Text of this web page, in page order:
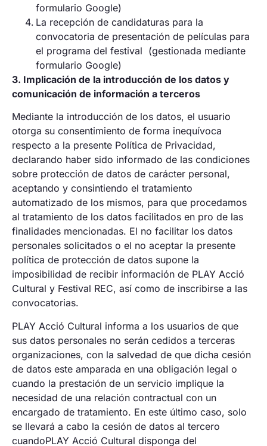
formulario Google)
La recepción de candidaturas para la
convocatoria de presentación de películas para
el programa del festival (gestionada mediante
formulario Google)
3. Implicación de la introducción de los datos y
comunicación de información a terceros
Mediante la introducción de los datos, el usuario
otorga su consentimiento de forma inequívoca
respecto a la presente Política de Privacidad,
declarando haber sido informado de las condiciones
sobre protección de datos de carácter personal,
aceptando y consintiendo el tratamiento
automatizado de los mismos, para que procedamos
al tratamiento de los datos facilitados en pro de las
finalidades mencionadas. El no facilitar los datos
personales solicitados o el no aceptar la presente
política de protección de datos supone la
imposibilidad de recibir información de PLAY Acció
Cultural y Festival REC, así como de inscribirse a las
convocatorias.
PLAY Acció Cultural informa a los usuarios de que
sus datos personales no serán cedidos a terceras
organizaciones, con la salvedad de que dicha cesión
de datos este amparada en una obligación legal o
cuando la prestación de un servicio implique la
necesidad de una relación contractual con un
encargado de tratamiento. En este último caso, solo
se llevará a cabo la cesión de datos al tercero
cuandoPLAY Acció Cultural disponga del